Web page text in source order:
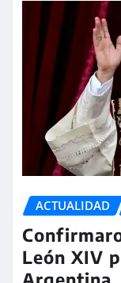
ACTUALIDAD
León XIV